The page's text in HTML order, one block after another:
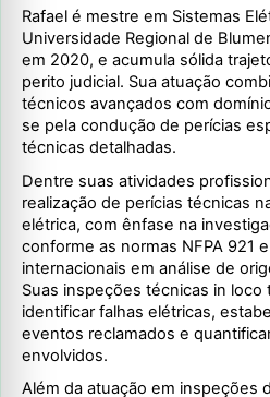
Rafael é mestre em Sistemas
Universidade Regional de
em 2020, e acumula sólida
perito judicial. Sua atuação
técnicos avançados com
se pela condução de perícias
técnicas detalhadas.
Dentre suas atividades
realização de perícias técnicas
elétrica, com ênfase na
conforme as normas NFPA 921
internacionais em análise de
Suas inspeções técnicas in loco
identificar falhas elétricas,
eventos reclamados e
envolvidos.
Além da atuação em inspeções